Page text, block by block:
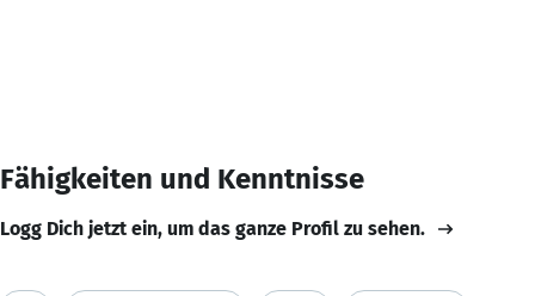
Fähigkeiten und Kenntnisse
Logg Dich jetzt ein, um das ganze Profil zu sehen.